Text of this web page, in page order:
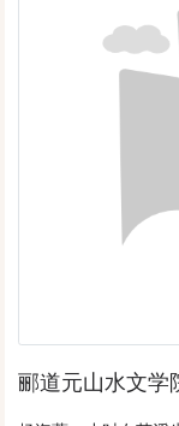
而对于女知青来说
的心境不错，欢声
那么热，偶尔人们
扁圆形的草堆被人
个蒲团一样，谁见
时，才发现像蒲团的
蛋，野鸭蛋！”一位
恐后地看着。“这么
顾着打草了，见到它
位女知青夸张地笑
了野鸭、水鸟，鸣啼
一个百鸟鸣啼；自然
老师重返学校之路
心目中，李老师是
泥于课本，也没有
够惟妙惟肖、丝丝
的三国纷争，“使我
着颗心，一会儿又几
的讲述里，作者明
的，大有“尊蜀贬魏
影响了作者的情感
西蜀产生了由衷的
并结缘，是在上世纪
劳动。有一天，作者
个子不高但匀称灵
《青年文摘》等报
只因五十多年前一
报3月12日，是植树
一天，我都要到山
区，不远处就是山
条……刚刚度过严寒
直了腰、舒展了臂
吹，山就会绿起来
一段刻骨铭心的经
新视觉供图1970年
上马车出发了。天亮
郦道元山水文学